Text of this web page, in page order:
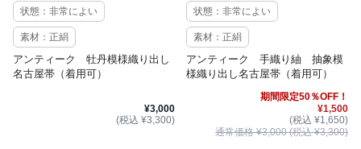
状態：非常によい
素材：正絹
アンティーク 牡丹模様織り出し
名古屋帯（着用可）
¥3,000
(税込 ¥3,300)
状態：非常によい
素材：正絹
アンティーク 手織り紬 抽象模
様織り出し名古屋帯（着用可）
期間限定50％OFF！
¥1,500
(税込 ¥1,650)
通常価格 ¥3,000 (税込 ¥3,300)